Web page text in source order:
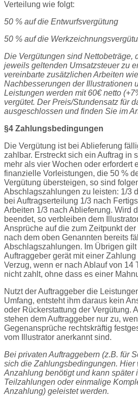
Verteilung wie folgt:
50 % auf die Entwurfsvergütung
50 % auf die
Die Vergütungen sind Nettobeträge,
jeweils geltenden Umsatzsteuer zu
vereinbarte zusätzlichenArbeiten
Nachbesserungen der Illustrationen
Leistungen werden mit 60€ netto
vergütet. Der Preis/Stundensatz für
ausgeschlossen und finden Sie im
§4 Zahlungsbedingungen
Die Vergütung ist bei Ablieferung
zahlbar. Erstreckt sich ein Auftrag in
mehr als vier Wochen oder erfordert
finanzielle Vorleistungen, die 50 %
Vergütung übersteigen, so sind
Abschlagszahlungen zu leisten: 1/3
bei Auftragserteilung 1/3 nach
Arbeiten 1/3 nach Ablieferung. Wird
beendet, so verbleiben dem
Ansprüche auf die zum Zeitpunkt
nach dem oben Genannten bereits
Abschlagszahlungen. Im Übrigen
Auftraggeber gerät mit einer
Verzug, wenn er nach Ablauf von 14
nicht zahlt, ohne dass es einer
Nutzt der Auftraggeber die
Umfang, entsteht ihm daraus kein
oder Rückerstattung der Vergütung.
stehen dem Auftraggeber nur zu,
Gegenansprüche rechtskräftig
vom Illustrator anerkannt sind.
Bei privaten Auftraggebern (z.B. für
sich die Zahlungsbedingungen. Hier
Anzahlung benötigt und kann später
Teilzahlungen oder einmalige
Anzahlung) geleistet werden.